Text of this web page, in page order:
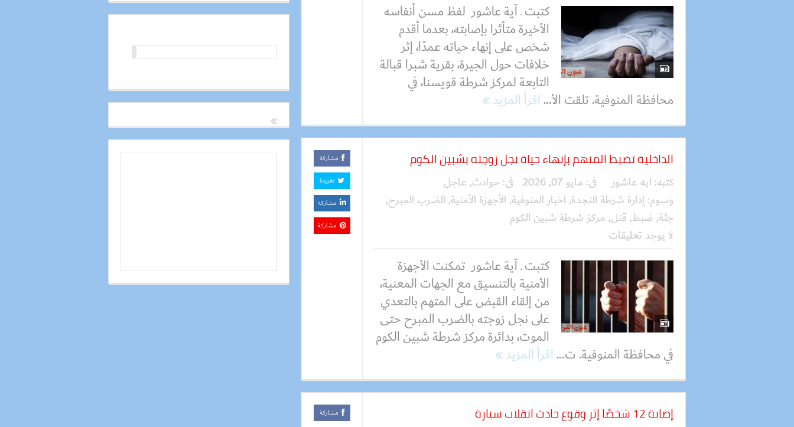
كتبت ـ آية عاشور لفظ مسن أنفاسه
الأخيرة متأثرا بإصابته، بعدما أقدم
شخص على إنهاء حياته عمدًا، إثر
خلافات حول الجيرة، بقرية شبرا قبالة
التابعة لمركز شرطة قويسنا، في
محافظة المنوفية. تلقت الأ...اقرأ المزيد
الداخلية تضبط المتهم بإنهاء حياة نجل زوجته بشبين الكوم
كتبه: ايه عاشور فى: مايو 07, 2026 فى: حوادث, عاجل
وسوم: إدارة شرطة النجدة, اخبار المنوفية, الأجهزة الأمنية, الضرب المبرح,
جثة, ضبط, قتل, مركز شرطة شبين الكوم
لا يوجد تعليقات
كتبت ـ آية عاشور تمكنت الأجهزة
الأمنية بالتنسيق مع الجهات المعنية،
من إلقاء القبض على المتهم بالتعدي
على نجل زوجته بالضرب المبرح حتى
الموت، بدائرة مركز شرطة شبين الكوم
في محافظة المنوفية. ت...اقرأ المزيد
مشاركة
تغريدة
مشاركة
مشاركة
إصابة 12 شخصًا إثر وقوع حادث انقلاب سيارة مشاركة